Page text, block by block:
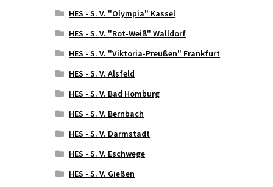
HES - S. V. "Olympia" Kassel
HES - S. V. "Rot-Weiß" Walldorf
HES - S. V. "Viktoria-Preußen" Frankfurt
HES - S. V. Alsfeld
HES - S. V. Bad Homburg
HES - S. V. Bernbach
HES - S. V. Darmstadt
HES - S. V. Eschwege
HES - S. V. Gießen